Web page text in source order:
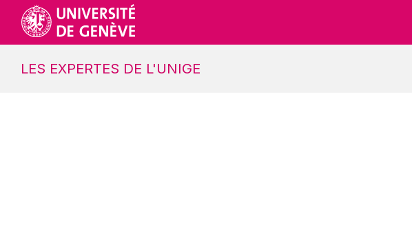
LES EXPERTES DE L'UNIGE